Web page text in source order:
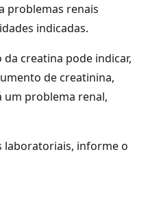
problemas renais
indicadas.
creatina pode indicar,
de creatinina,
um problema renal,
laboratoriais, informe o